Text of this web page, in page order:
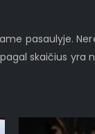
pasaulyje.
skaičius